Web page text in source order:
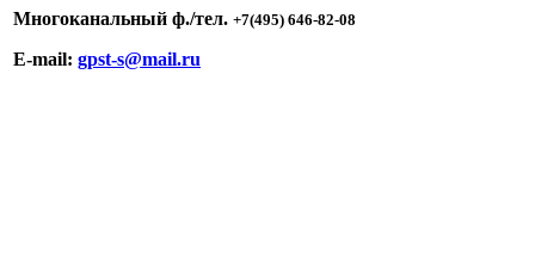
Многоканальный ф./тел. +7(495) 646-82-08
E-mail: gpst-s@mail.ru